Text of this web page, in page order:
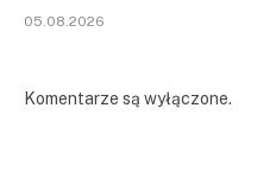
05.08.2026
Komentarze są wyłączone.